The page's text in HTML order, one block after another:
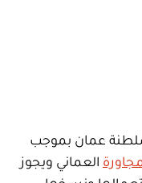
عمان بموجب
العماني ويجوز